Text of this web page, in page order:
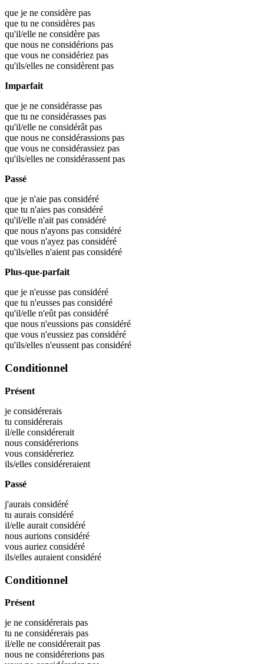
que je ne considère pas
que tu ne considères pas
qu'il/elle ne considère pas
que nous ne considérions pas
que vous ne considériez pas
qu'ils/elles ne considèrent pas
Imparfait
que je ne considérasse pas
que tu ne considérasses pas
qu'il/elle ne considérât pas
que nous ne considérassions pas
que vous ne considérassiez pas
qu'ils/elles ne considérassent pas
Passé
que je n'aie pas considéré
que tu n'aies pas considéré
qu'il/elle n'ait pas considéré
que nous n'ayons pas considéré
que vous n'ayez pas considéré
qu'ils/elles n'aient pas considéré
Plus-que-parfait
que je n'eusse pas considéré
que tu n'eusses pas considéré
qu'il/elle n'eût pas considéré
que nous n'eussions pas considéré
que vous n'eussiez pas considéré
qu'ils/elles n'eussent pas considéré
Conditionnel
Présent
je considérerais
tu considérerais
il/elle considérerait
nous considérerions
vous considéreriez
ils/elles considéreraient
Passé
j'aurais considéré
tu aurais considéré
il/elle aurait considéré
nous aurions considéré
vous auriez considéré
ils/elles auraient considéré
Conditionnel
Présent
je ne considérerais pas
tu ne considérerais pas
il/elle ne considérerait pas
nous ne considérerions pas